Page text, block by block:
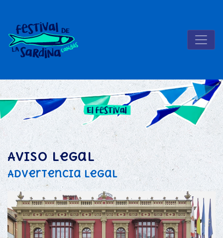
Aviso legal
Advertencia legal